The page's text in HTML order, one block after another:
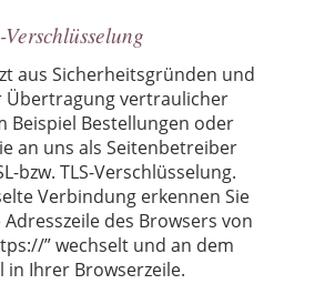
aus Sicherheitsgründen und
Übertragung vertraulicher
Beispiel Bestellungen oder
an uns als Seitenbetreiber
bzw. TLS-Verschlüsselung.
Verbindung erkennen Sie
des Browsers von
” wechselt und an dem
in Ihrer Browserzeile.